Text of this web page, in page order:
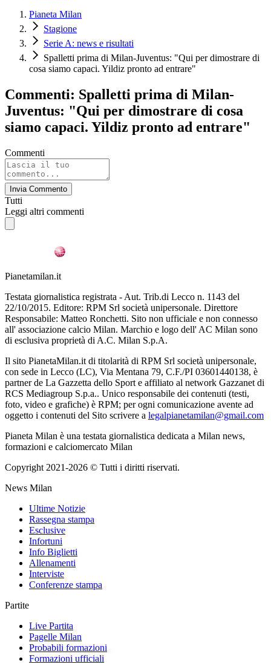
Pianeta Milan
Stagione
Serie A: news e risultati
Spalletti prima di Milan-Juventus: "Qui per dimostrare di
cosa siamo capaci. Yildiz pronto ad entrare"
Commenti: Spalletti prima di Milan-
Juventus: "Qui per dimostrare di cosa
siamo capaci. Yildiz pronto ad entrare"
Commenti
Invia Commento
Tutti
Leggi altri commenti
Pianetamilan.it
Testata giornalistica registrata - Aut. Trib.di Lecco n. 1143 del
22/10/2015. Editore: RPM Srl società unipersonale. Direttore
Responsabile: Matteo Ronchetti. Sito non ufficiale e non connesso
all' associazione calcio Milan. Marchio e logo dell' AC Milan sono
di esclusiva proprietà di A.C. Milan S.p.A.
Il sito PianetaMilan.it di titolarità di RPM Srl società unipersonale,
con sede in Lecco (LC), Via Mentana 79, C.F./PI 03601440138, è
partner de La Gazzetta dello Sport e affiliato al network Gazzanet di
RCS Mediagroup S.p.a.. Unico responsabile dei contenuti (testi,
foto, video e grafiche) è RPM; per ogni comunicazione avente ad
oggetto i contenuti del Sito scrivere a legalpianetamilan@gmail.com
Pianeta Milan è una testata giornalistica dedicata a Milan news,
formazioni e calciomercato Milan
Copyright 2021-2026 © Tutti i diritti riservati.
News Milan
Ultime Notizie
Rassegna stampa
Esclusive
Infortuni
Info Biglietti
Allenamenti
Interviste
Conferenze stampa
Partite
Live Partita
Pagelle Milan
Probabili formazioni
Formazioni ufficiali